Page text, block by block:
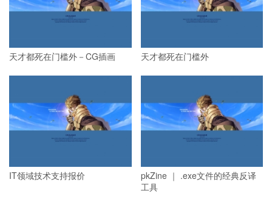
天才都死在门槛外－CG插画 天才都死在门槛外
IT领域技术支持报价
pkZine ｜ .exe文件的经典反译
工具